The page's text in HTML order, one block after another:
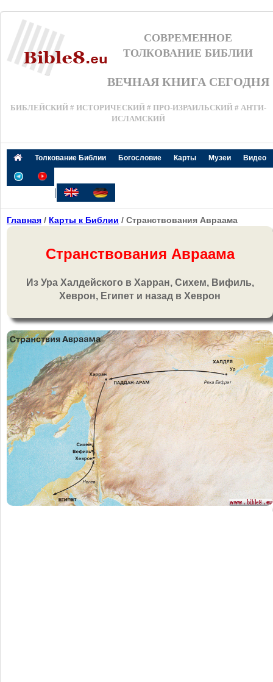
СОВРЕМЕННОЕ
ТОЛКОВАНИЕ БИБЛИИ
ВЕЧНАЯ КНИГА СЕГОДНЯ
БИБЛЕЙСКИЙ # ИСТОРИЧЕСКИЙ # ПРО-ИЗРАИЛЬСКИЙ # АНТИ-
ИСЛАМСКИЙ
Толкование Библии Богословие Карты Музеи Видео
|
Главная / Карты к Библии / Странствования Авраама
Странствования Авраама
Из Ура Халдейского в Харран, Сихем, Вифиль,
Хеврон, Египет и назад в Хеврон